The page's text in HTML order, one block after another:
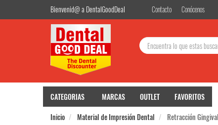
Bienvenid@ a DentalGoodDeal Contacto Conócenos
CATEGORIAS MARCAS OUTLET FAVORITOS
Inicio
Material de Impresión Dental Retracción Gingival